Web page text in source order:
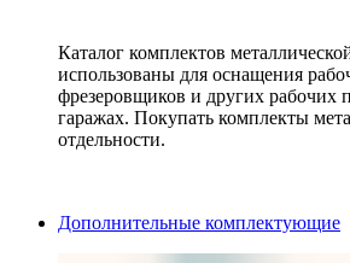
Каталог комплектов
использованы для оснащения
фрезеровщиков и других рабочих
гаражах. Покупать комплекты
отдельности.
Дополнительные комплектующие